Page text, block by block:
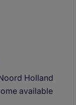
Holland
available